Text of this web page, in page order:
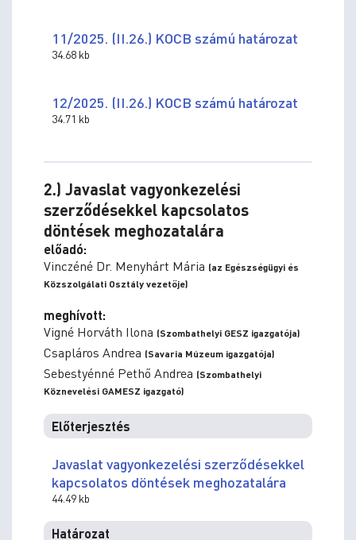
11/2025. (II.26.) KOCB számú határozat
34.68 kb
12/2025. (II.26.) KOCB számú határozat
34.71 kb
2.) Javaslat vagyonkezelési
szerződésekkel kapcsolatos
döntések meghozatalára
előadó:
Vinczéné Dr. Menyhárt Mária (az Egészségügyi és
Közszolgálati Osztály vezetője)
meghívott:
Vigné Horváth Ilona (Szombathelyi GESZ igazgatója)
Csapláros Andrea (Savaria Múzeum igazgatója)
Sebestyénné Pethő Andrea (Szombathelyi
Köznevelési GAMESZ igazgató)
Előterjesztés
Javaslat vagyonkezelési szerződésekkel
kapcsolatos döntések meghozatalára
44.49 kb
Határozat